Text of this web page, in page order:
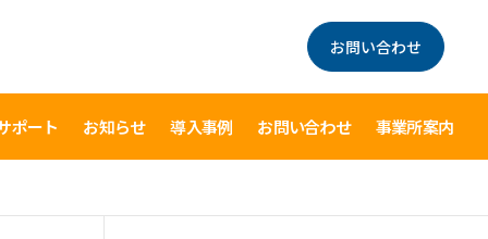
お問い合わせ
ポート お知らせ 導入事例 お問い合わせ 事業所案内